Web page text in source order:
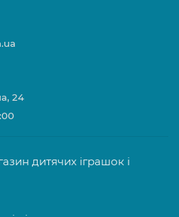
24
дитячих іграшок і